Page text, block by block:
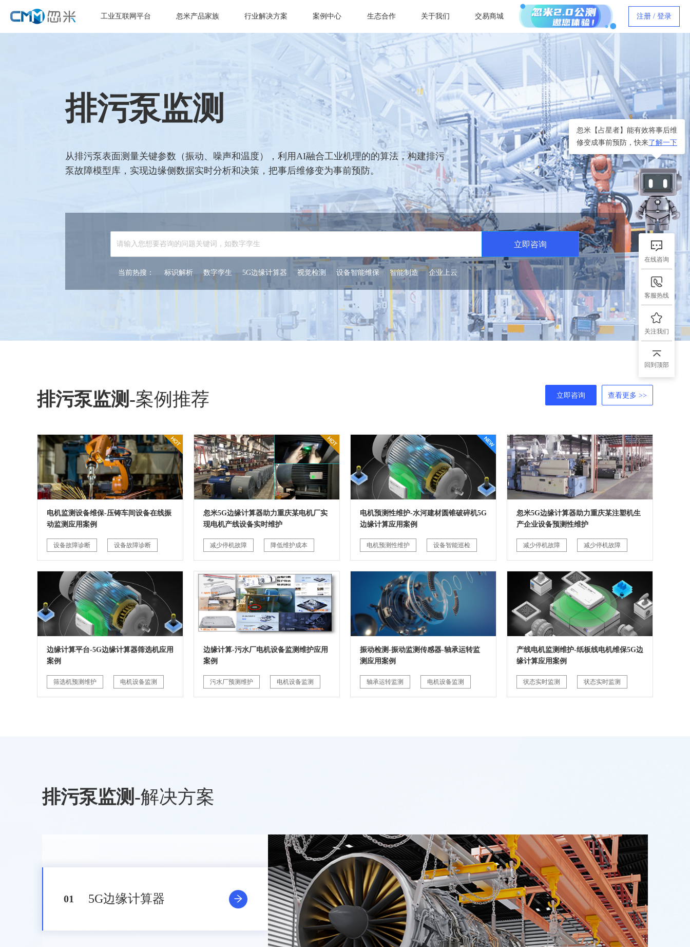
工业互联网平台 忽米产品家族 行业解决方案 案例中心 生态合作 关于我们 交易商城 注册 / 登录
排污泵监测
从排污泵表面测量关键参数（振动、噪声和温度），利用AI融合工业机理的的算法，构建排污
泵故障模型库，实现边缘侧数据实时分析和决策，把事后维修变为事前预防。
立即咨询
当前热搜： 标识解析 数字孪生 5G边缘计算器 视觉检测 设备智能维保 智能制造 企业上云
排污泵监测 -案例推荐 立即咨询 查看更多 >>
电机监测设备维保-压铸车间设备在线振
动监测应用案例
设备故障诊断 设备故障诊断
忽米5G边缘计算器助力重庆某电机厂实
现电机产线设备实时维护
减少停机故障 降低维护成本
电机预测性维护-水河建材圆锥破碎机5G
边缘计算应用案例
电机预测性维护 设备智能巡检
忽米5G边缘计算器助力重庆某注塑机生
产企业设备预测性维护
减少停机故障 减少停机故障
边缘计算平台-5G边缘计算器筛选机应用
案例
筛选机预测维护 电机设备监测
边缘计算-污水厂电机设备监测维护应用
案例
污水厂预测维护 电机设备监测
振动检测-振动监测传感器-轴承运转监
测应用案例
轴承运转监测 电机设备监测
产线电机监测维护-纸板线电机维保5G边
缘计算应用案例
状态实时监测 状态实时监测
排污泵监测 -解决方案
01 5G边缘计算器
在线咨询
客服热线
关注我们
回到顶部